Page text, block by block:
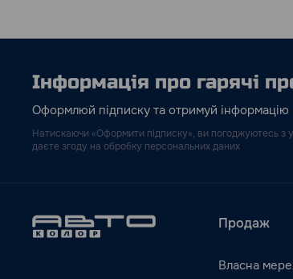
Інформація про гарячі
Оформлюй підписку та отримуй інформацію
Натискаючи «Оформити підписку», ви погоджуютесь з
даєте згоду на обробку персональних даних
Продаж
Власна